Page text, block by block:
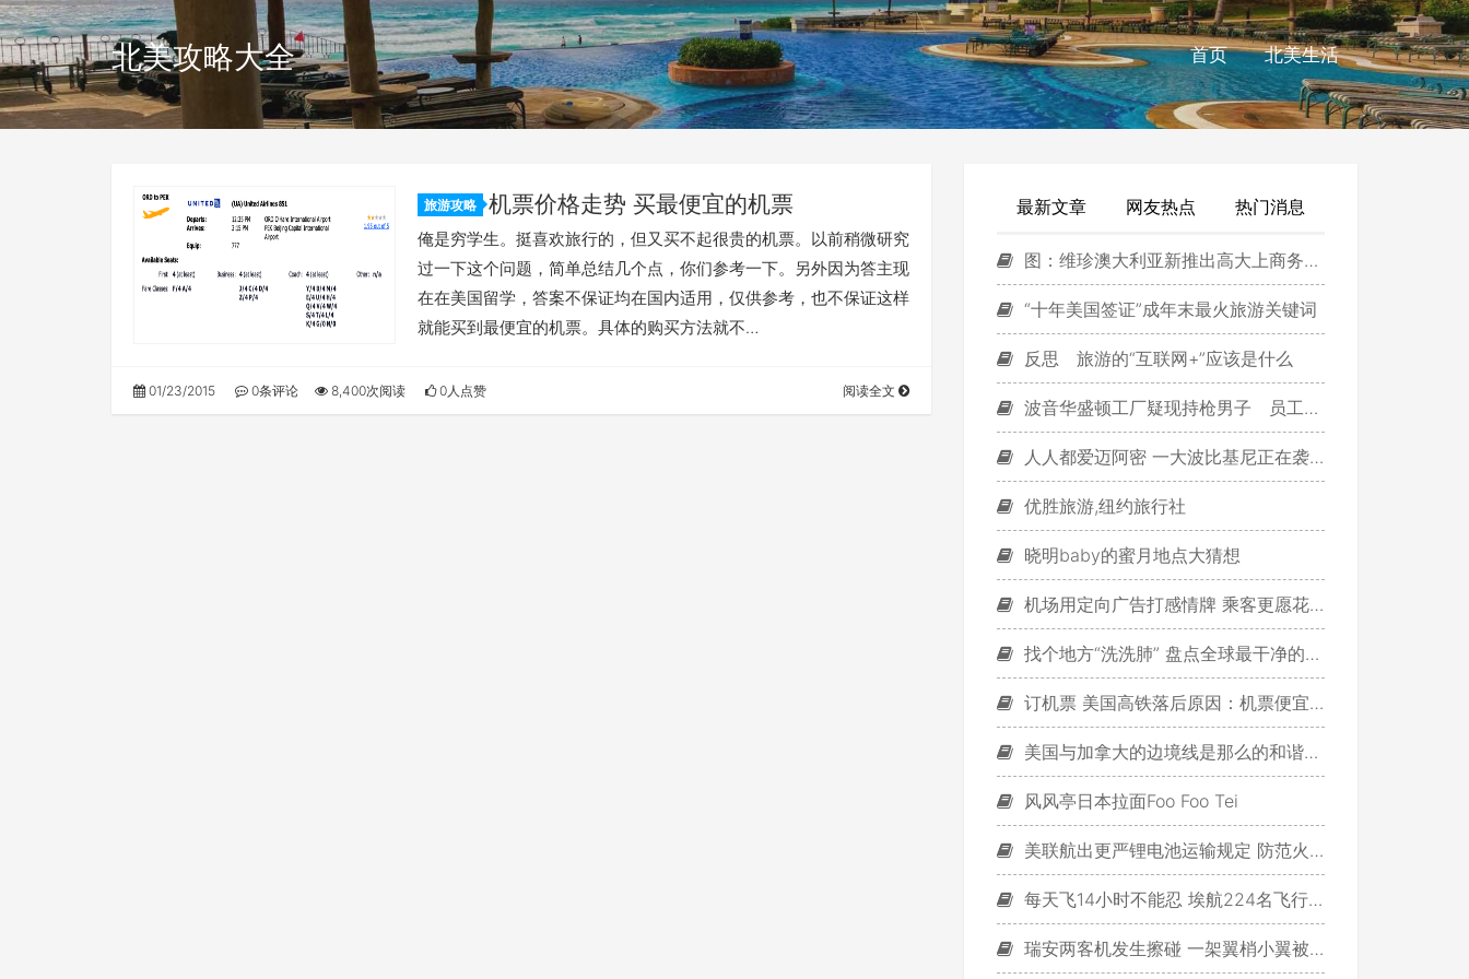
北美攻略大全 首页 北美生活
旅游攻略 机票价格走势 买最便宜的机票
俺是穷学生。挺喜欢旅行的，但又买不起很贵的机票。以前稍微研究
过一下这个问题，简单总结几个点，你们参考一下。另外因为答主现
在在美国留学，答案不保证均在国内适用，仅供参考，也不保证这样
就能买到最便宜的机票。具体的购买方法就不…
01/23/2015 0条评论 8,400次阅读 0人点赞 阅读全文
最新文章 网友热点 热门消息
图：维珍澳大利亚新推出高大上商务舱座椅
“十年美国签证”成年末最火旅游关键词
反思 旅游的“互联网+”应该是什么
波音华盛顿工厂疑现持枪男子 员工紧急疏散
人人都爱迈阿密 一大波比基尼正在袭来
优胜旅游,纽约旅行社
晓明baby的蜜月地点大猜想
机场用定向广告打感情牌 乘客更愿花钱消费
找个地方“洗洗肺” 盘点全球最干净的城市(组图)
订机票 美国高铁落后原因：机票便宜何必吭哧这么久
美国与加拿大的边境线是那么的和谐美丽！
风风亭日本拉面Foo Foo Tei
美联航出更严锂电池运输规定 防范火灾隐患
每天飞14小时不能忍 埃航224名飞行员闹辞职
瑞安两客机发生擦碰 一架翼梢小翼被撞断